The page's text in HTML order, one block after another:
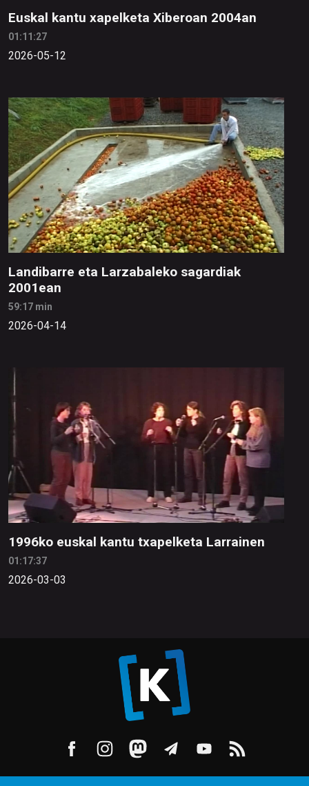
Euskal kantu xapelketa Xiberoan 2004an
01:11:27
2026-05-12
Landibarre eta Larzabaleko sagardiak
2001ean
59:17 min
2026-04-14
1996ko euskal kantu txapelketa Larrainen
01:17:37
2026-03-03